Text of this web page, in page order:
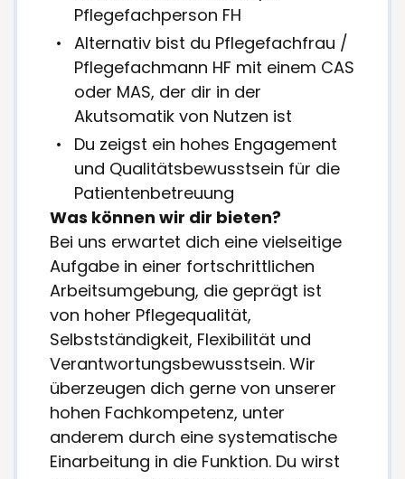
Pflegefachperson FH
Alternativ bist du Pflegefachfrau /
Pflegefachmann HF mit einem CAS
oder MAS, der dir in der
Akutsomatik von Nutzen ist
Du zeigst ein hohes Engagement
und Qualitätsbewusstsein für die
Patientenbetreuung
Was können wir dir bieten?
Bei uns erwartet dich eine vielseitige
Aufgabe in einer fortschrittlichen
Arbeitsumgebung, die geprägt ist
von hoher Pflegequalität,
Selbstständigkeit, Flexibilität und
Verantwortungsbewusstsein. Wir
überzeugen dich gerne von unserer
hohen Fachkompetenz, unter
anderem durch eine systematische
Einarbeitung in die Funktion. Du wirst